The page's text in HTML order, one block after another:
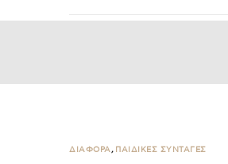
ΔΙΑΦΟΡΑ, ΠΑΙΔΙΚΕΣ ΣΥΝΤΑΓΕΣ